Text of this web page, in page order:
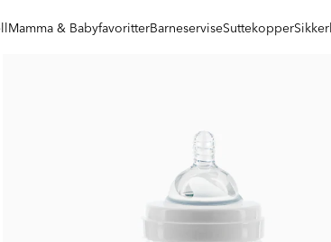
Mamma & BabyfavoritterBarneserviseSuttekopper